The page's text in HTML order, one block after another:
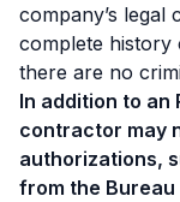
company’s legal
complete history
there are no
In addition to an
contractor may
authorizations,
from the Bureau